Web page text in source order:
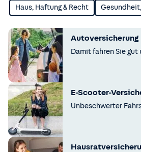
Haus, Haftung & Recht
Autoversicherung
Damit fahren Sie gut
E-Scooter-
Unbeschwerter